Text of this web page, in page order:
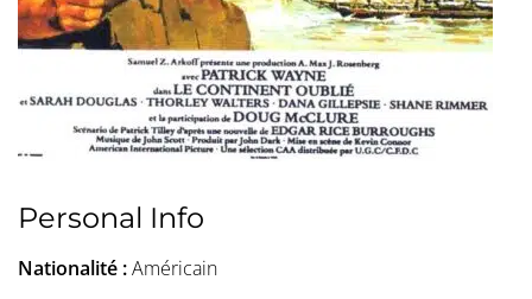
Personal Info
Nationalité :Américain